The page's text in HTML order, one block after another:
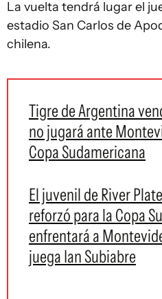
La vuelta tendrá lugar el
estadio San Carlos de
chilena.
Tigre de Argentina
no jugará ante
Copa Sudamericana
El juvenil de River
reforzó para la Copa
enfrentará a
juega Ian Subiabre